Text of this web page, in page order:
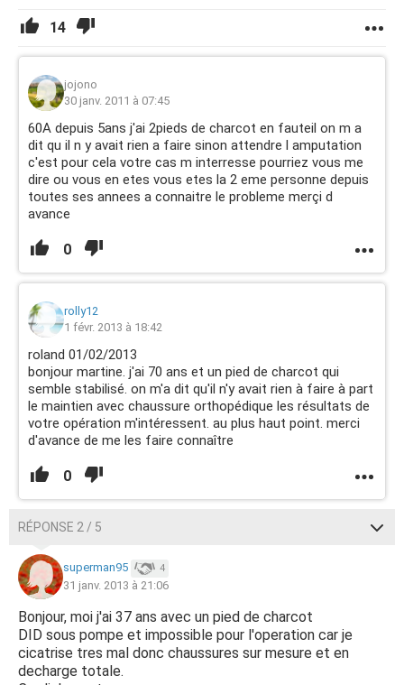
14
jojono
30 janv. 2011 à 07:45
60A depuis 5ans j'ai 2pieds de charcot en fauteil on m a
dit qu il n y avait rien a faire sinon attendre l amputation
c'est pour cela votre cas m interresse pourriez vous me
dire ou vous en etes vous etes la 2 eme personne depuis
toutes ses annees a connaitre le probleme merçi d
avance
0
rolly12
1 févr. 2013 à 18:42
roland 01/02/2013
bonjour martine. j'ai 70 ans et un pied de charcot qui
semble stabilisé. on m'a dit qu'il n'y avait rien à faire à part
le maintien avec chaussure orthopédique les résultats de
votre opération m'intéressent. au plus haut point. merci
d'avance de me les faire connaître
0
RÉPONSE 2 / 5
superman95 4
31 janv. 2013 à 21:06
Bonjour, moi j'ai 37 ans avec un pied de charcot
DID sous pompe et impossible pour l'operation car je
cicatrise tres mal donc chaussures sur mesure et en
decharge totale.